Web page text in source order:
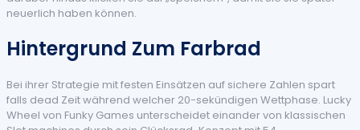
neuerlich haben können.
Hintergrund Zum Farbrad
Bei ihrer Strategie mit festen Einsätzen auf sichere Zahlen spart
falls dead Zeit während welcher 20-sekündigen Wettphase. Lucky
Wheel von Funky Games unterscheidet einander von klassischen